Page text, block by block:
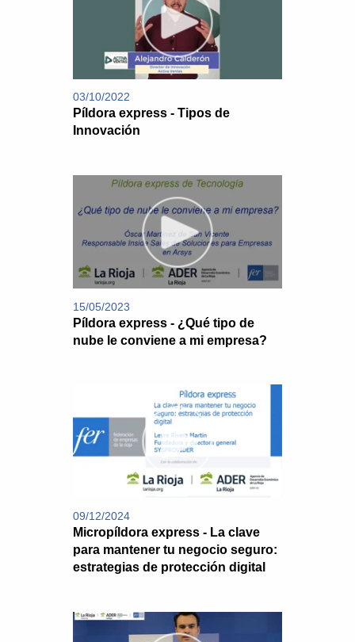
03/10/2022
Píldora express - Tipos de
Innovación
15/05/2023
Píldora express - ¿Qué tipo de
nube le conviene a mi empresa?
09/12/2024
Micropíldora express - La clave
para mantener tu negocio seguro:
estrategias de protección digital